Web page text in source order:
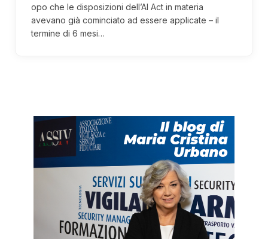
opo che le disposizioni dell’AI Act in materia
avevano già cominciato ad essere applicate – il
termine di 6 mesi…